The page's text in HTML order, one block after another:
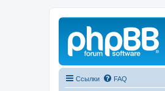
Ссылки FAQ